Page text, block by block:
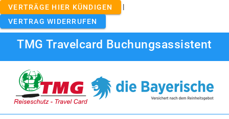
VERTRÄGE HIER KÜNDIGEN
|
VERTRAG WIDERRUFEN
TMG Travelcard Buchungsassistent